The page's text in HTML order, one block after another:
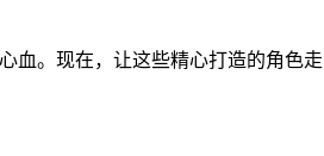
血。现在，让这些精心打造的角色走